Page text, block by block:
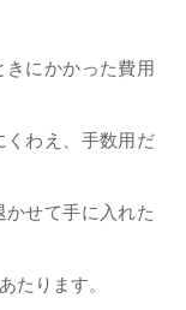
にかかった費用
わえ、手数用だ
せて手に入れた
たります。